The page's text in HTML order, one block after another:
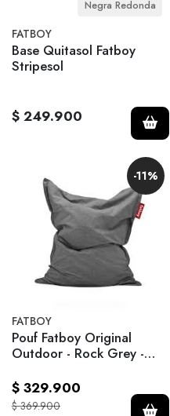
Negra Redonda
FATBOY
Base Quitasol Fatboy
Stripesol
$ 249.900
-11%
FATBOY
Pouf Fatboy Original
Outdoor - Rock Grey -
$ 329.900
$ 369.900